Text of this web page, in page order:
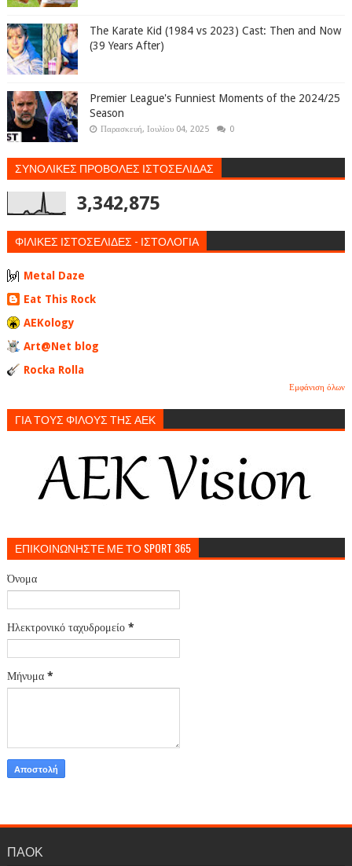
The Karate Kid (1984 vs 2023) Cast: Then and Now
(39 Years After)
Premier League's Funniest Moments of the 2024/25
Season
Παρασκευή, Ιουλίου 04, 2025 0
ΣΥΝΟΛΙΚΕΣ ΠΡΟΒΟΛΕΣ ΙΣΤΟΣΕΛΙΔΑΣ
3,342,875
ΦΙΛΙΚΕΣ ΙΣΤΟΣΕΛΙΔΕΣ - ΙΣΤΟΛΟΓΙΑ
Metal Daze
Eat This Rock
AEKology
Art@Net blog
Rocka Rolla
Εμφάνιση όλων
ΓΙΑ ΤΟΥΣ ΦΙΛΟΥΣ ΤΗΣ ΑΕΚ
ΕΠΙΚΟΙΝΩΝΗΣΤΕ ΜΕ ΤΟ SPORT 365
Όνομα
Ηλεκτρονικό ταχυδρομείο *
Μήνυμα *
ΠΑΟΚ